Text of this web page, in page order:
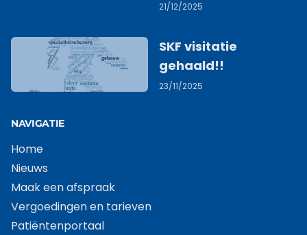
21/12/2025
SKF visitatie
gehaald!!
23/11/2025
NAVIGATIE
Home
Nieuws
Maak een afspraak
Vergoedingen en tarieven
Patiëntenportaal